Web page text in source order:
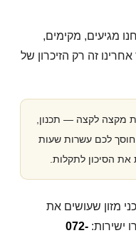
מגיעים, מקימים,
זה רק הזיכרון של
מקצה לקצה — תכנון,
חוסך לכם עשרות שעות
הסיכון לתקלות.
מזון שעושים את
ישירות: 072-